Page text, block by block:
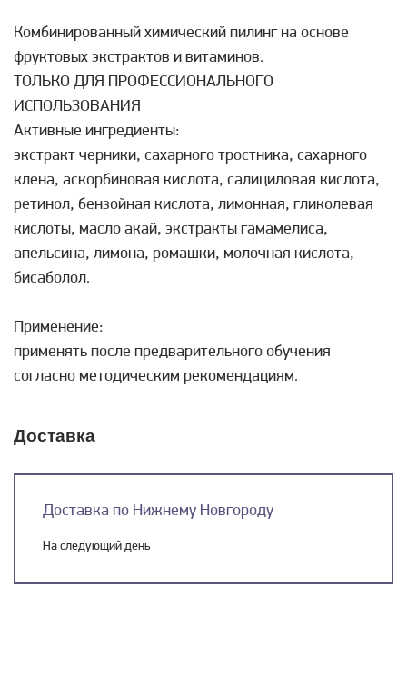
Комбинированный химический пилинг на основе
фруктовых экстрактов и витаминов.
ТОЛЬКО ДЛЯ ПРОФЕССИОНАЛЬНОГО
ИСПОЛЬЗОВАНИЯ
Активные ингредиенты:
экстракт черники, сахарного тростника, сахарного
клена, аскорбиновая кислота, салициловая кислота,
ретинол, бензойная кислота, лимонная, гликолевая
кислоты, масло акай, экстракты гамамелиса,
апельсина, лимона, ромашки, молочная кислота,
бисаболол.
Применение:
применять после предварительного обучения
согласно методическим рекомендациям.
Доставка
Доставка по Нижнему Новгороду
На следующий день